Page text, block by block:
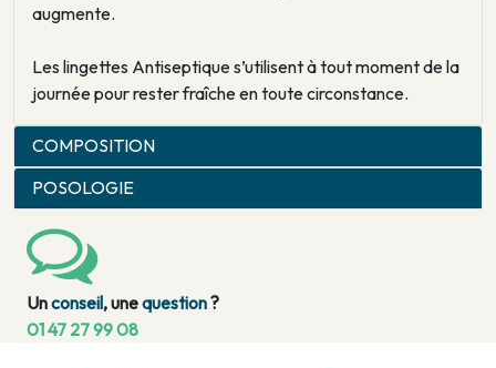
augmente.
Les lingettes Antiseptique s’utilisent à tout moment de la
journée pour rester fraîche en toute circonstance.
COMPOSITION
POSOLOGIE
Unconseil, unequestion?
01 47 27 99 08